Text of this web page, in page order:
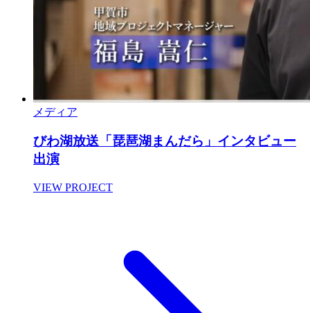
メディア
びわ湖放送「琵琶湖まんだら」インタビュー
出演
VIEW PROJECT